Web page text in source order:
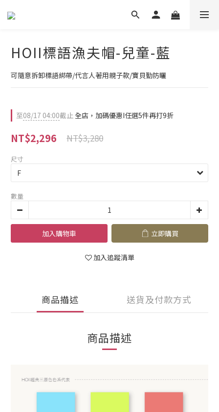
HOII標語漁夫帽-兒童-藍
可隨意拆卸標語綁帶/代言人著用親子款/寶貝勤防曬
至08/17 04:00截止全店，加碼優惠I任選5件再打9折
NT$2,296 NT$3,280
尺寸
數量
加入購物車 立即購買
加入追蹤清單
商品描述 送貨及付款方式
商品描述